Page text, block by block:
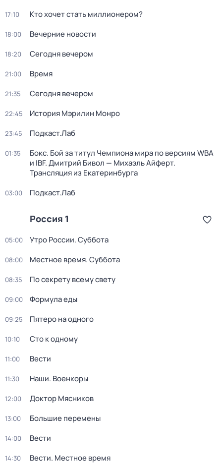
17:10 Кто хочет стать миллионером?
18:00 Вечерние новости
18:20 Сегодня вечером
21:00 Время
21:35 Сегодня вечером
22:45 История Мэрилин Монро
23:45 Подкаст.Лаб
01:35
Бокс. Бой за титул Чемпиона мира по версиям WBA
и IBF. Дмитрий Бивол — Михаэль Айферт.
Трансляция из Екатеринбурга
03:00 Подкаст.Лаб
Россия 1
05:00 Утро России. Суббота
08:00 Местное время. Суббота
08:35 По секрету всему свету
09:00 Формула еды
09:25 Пятеро на одного
10:10 Сто к одному
11:00 Вести
11:30 Наши. Военкоры
12:00 Доктор Мясников
13:00 Большие перемены
14:00 Вести
14:30 Вести. Местное время